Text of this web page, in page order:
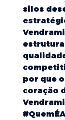
silos
por que
coração